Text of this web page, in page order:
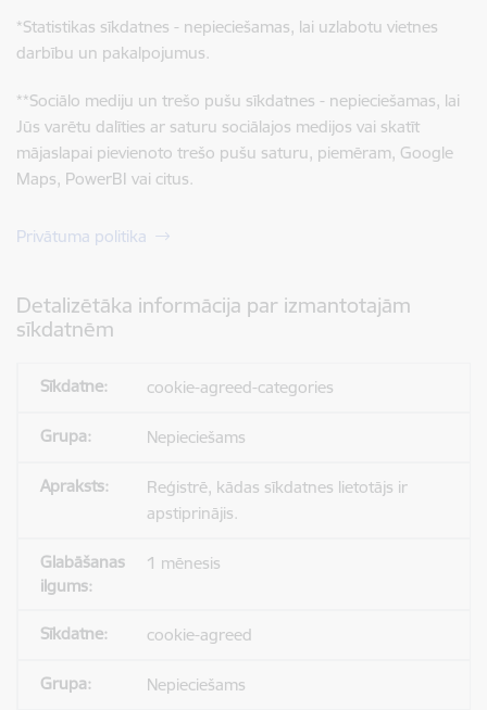
*Statistikas sīkdatnes - nepieciešamas, lai uzlabotu vietnes
darbību un pakalpojumus.
**Sociālo mediju un trešo pušu sīkdatnes - nepieciešamas, lai
Jūs varētu dalīties ar saturu sociālajos medijos vai skatīt
mājaslapai pievienoto trešo pušu saturu, piemēram, Google
Maps, PowerBI vai citus.
Privātuma politika
Detalizētāka informācija par izmantotajām
sīkdatnēm
cookie-agreed-categories
Nepieciešams
Reģistrē, kādas sīkdatnes lietotājs ir
apstiprinājis.
1 mēnesis
cookie-agreed
Nepieciešams